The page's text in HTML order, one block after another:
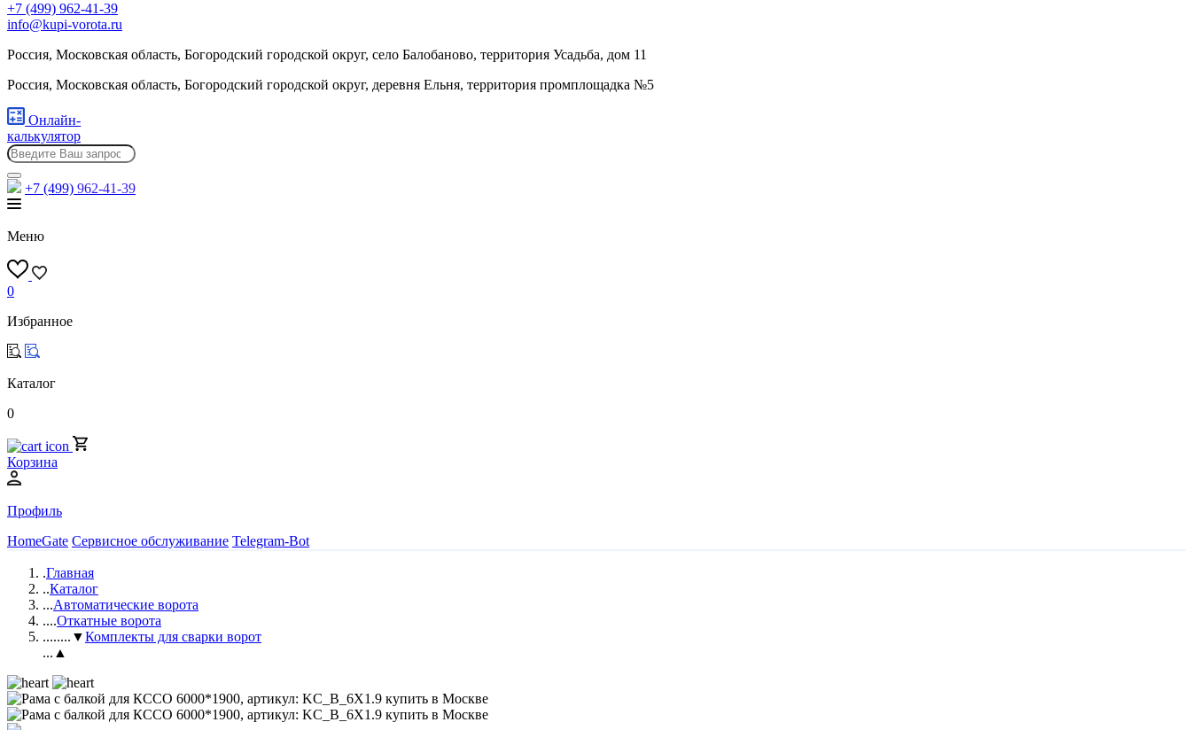
+7 (499) 962-41-39
info@kupi-vorota.ru
Россия, Московская область, Богородский городской округ, село Балобаново, территория Усадьба, дом 11
Россия, Московская область, Богородский городской округ, деревня Ельня, территория промплощадка №5
Онлайн-
калькулятор
+7 (499) 962-41-39
Меню
0
Избранное
Каталог
0
Корзина
Профиль
HomeGate Сервисное обслуживание Telegram-Bot
.Главная
..Каталог
...Автоматические ворота
....Откатные ворота
........▼Комплекты для сварки ворот
...▲